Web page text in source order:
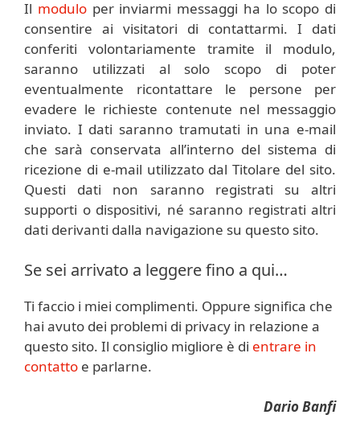
Il moduloper inviarmi messaggi ha lo scopo di
consentire ai visitatori di contattarmi. I dati
conferiti volontariamente tramite il modulo,
saranno utilizzati al solo scopo di poter
eventualmente ricontattare le persone per
evadere le richieste contenute nel messaggio
inviato. I dati saranno tramutati in una e-mail
che sarà conservata all’interno del sistema di
ricezione di e-mail utilizzato dal Titolare del sito.
Questi dati non saranno registrati su altri
supporti o dispositivi, né saranno registrati altri
dati derivanti dalla navigazione su questo sito.
Se sei arrivato a leggere fino a qui…
Ti faccio i miei complimenti. Oppure significa che
hai avuto dei problemi di privacy in relazione a
questo sito. Il consiglio migliore è di entrare in
contatto e parlarne.
Dario Banfi